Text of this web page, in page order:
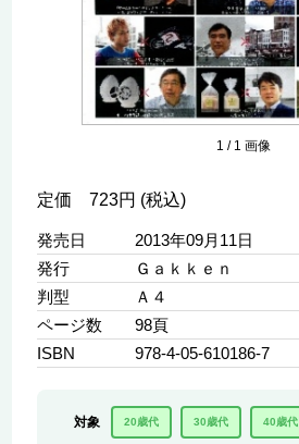
1 / 1 画像
定価 723円 (税込)
発売日
2013年09月11日
発行
Ｇａｋｋｅｎ
判型
Ａ４
ページ数
98頁
ISBN
978-4-05-610186-7
対象 20歳代 30歳代 40歳代